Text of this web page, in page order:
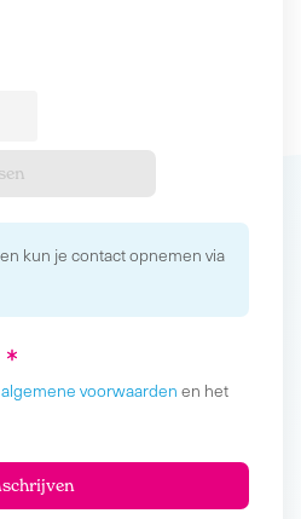
kun je contact opnemen via
algemene voorwaarden en het